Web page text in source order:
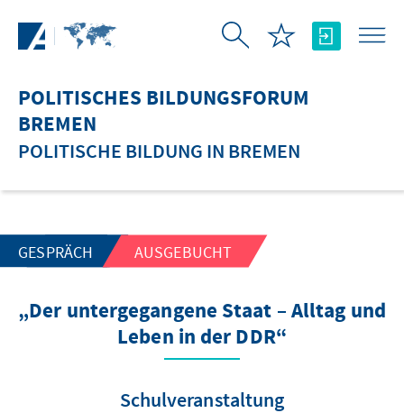
POLITISCHES BILDUNGSFORUM
BREMEN
POLITISCHE BILDUNG IN BREMEN
GESPRÄCH AUSGEBUCHT
„Der untergegangene Staat – Alltag und
Leben in der DDR“
Schulveranstaltung